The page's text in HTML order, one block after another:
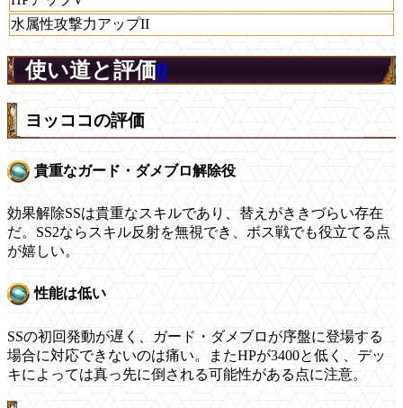
水属性攻撃力アップII
使い道と評価0
ヨッココの評価
貴重なガード・ダメブロ解除役
効果解除SSは貴重なスキルであり、替えがききづらい存在
だ。SS2ならスキル反射を無視でき、ボス戦でも役立てる点
が嬉しい。
性能は低い
SSの初回発動が遅く、ガード・ダメブロが序盤に登場する
場合に対応できないのは痛い。またHPが3400と低く、デッ
キによっては真っ先に倒される可能性がある点に注意。